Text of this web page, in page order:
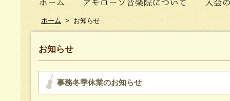
ホーム > お知らせ
お知らせ
事務冬季休業のお知らせ